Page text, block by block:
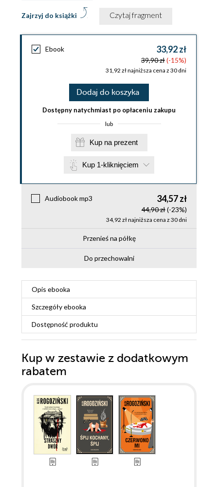
Zajrzyj do książki Czytaj fragment
Ebook 33,92 zł
39,90 zł(-15%)
31,92 zł najniższa cena z 30 dni
Dodaj do koszyka
Dostępny natychmiast po opłaceniu zakupu
lub
Kup na prezent
Kup 1-kliknięciem
Audiobook mp3 34,57 zł
44,90 zł(-23%)
34,92 zł najniższa cena z 30 dni
Przenieś na półkę
Do przechowalni
Opis ebooka
Szczegółyebooka
Dostępność produktu
Kup w zestawie z dodatkowym
rabatem